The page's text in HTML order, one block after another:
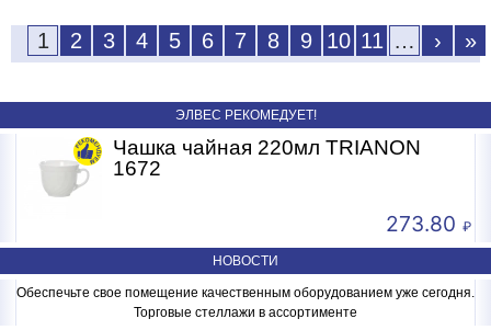
НОВОСТИ
Обеспечьте свое помещение качественным оборудованием уже сегодня.
Торговые стеллажи в ассортименте
ЭЛВЕС РЕКОМЕДУЕТ!
Чашка чайная 220мл TRIANON
1672
273.80
1 2 3 4 5 6 7 8 9 10 11 … › »